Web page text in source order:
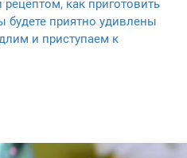
как приготовить
будете приятно удивлены
и приступаем к